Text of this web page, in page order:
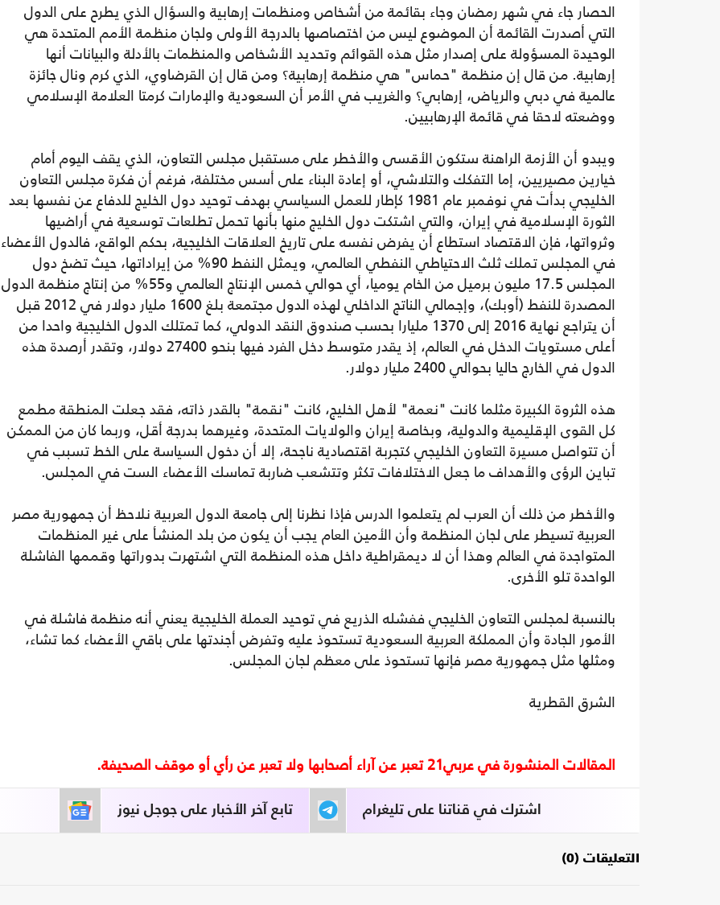
الحصار جاء في شهر رمضان وجاء بقائمة من أشخاص ومنظمات إرهابية والسؤال الذي يطرح على الدول
التي أصدرت القائمة أن الموضوع ليس من اختصاصها بالدرجة الأولى ولجان منظمة الأمم المتحدة هي
الوحيدة المسؤولة على إصدار مثل هذه القوائم وتحديد الأشخاص والمنظمات بالأدلة والبيانات أنها
إرهابية. من قال إن منظمة "حماس" هي منظمة إرهابية؟ ومن قال إن القرضاوي، الذي كرم ونال جائزة
عالمية في دبي والرياض، إرهابي؟ والغريب في الأمر أن السعودية والإمارات كرمتا العلامة الإسلامي
ووضعته لاحقا في قائمة الإرهابيين.
ويبدو أن الأزمة الراهنة ستكون الأقسى والأخطر على مستقبل مجلس التعاون، الذي يقف اليوم أمام
خيارين مصيريين، إما التفكك والتلاشي، أو إعادة البناء على أسس مختلفة، فرغم أن فكرة مجلس التعاون
الخليجي بدأت في نوفمبر عام 1981 كإطار للعمل السياسي بهدف توحيد دول الخليج للدفاع عن نفسها بعد
الثورة الإسلامية في إيران، والتي اشتكت دول الخليج منها بأنها تحمل تطلعات توسعية في أراضيها
وثرواتها، فإن الاقتصاد استطاع أن يفرض نفسه على تاريخ العلاقات الخليجية، بحكم الواقع، فالدول الأعضاء
في المجلس تملك ثلث الاحتياطي النفطي العالمي، ويمثل النفط 90% من إيراداتها، حيث تضخ دول
المجلس 17.5 مليون برميل من الخام يوميا، أي حوالي خمس الإنتاج العالمي و55% من إنتاج منظمة الدول
المصدرة للنفط (أوبك)، وإجمالي الناتج الداخلي لهذه الدول مجتمعة بلغ 1600 مليار دولار في 2012 قبل
أن يتراجع نهاية 2016 إلى 1370 مليارا بحسب صندوق النقد الدولي، كما تمتلك الدول الخليجية واحدا من
أعلى مستويات الدخل في العالم، إذ يقدر متوسط دخل الفرد فيها بنحو 27400 دولار، وتقدر أرصدة هذه
الدول في الخارج حاليا بحوالي 2400 مليار دولار.
هذه الثروة الكبيرة مثلما كانت "نعمة" لأهل الخليج، كانت "نقمة" بالقدر ذاته، فقد جعلت المنطقة مطمع
كل القوى الإقليمية والدولية، وبخاصة إيران والولايات المتحدة، وغيرهما بدرجة أقل، وربما كان من الممكن
أن تتواصل مسيرة التعاون الخليجي كتجربة اقتصادية ناجحة، إلا أن دخول السياسة على الخط تسبب في
تباين الرؤى والأهداف ما جعل الاختلافات تكثر وتتشعب ضاربة تماسك الأعضاء الست في المجلس.
والأخطر من ذلك أن العرب لم يتعلموا الدرس فإذا نظرنا إلى جامعة الدول العربية نلاحظ أن جمهورية مصر
العربية تسيطر على لجان المنظمة وأن الأمين العام يجب أن يكون من بلد المنشأ على غير المنظمات
المتواجدة في العالم وهذا أن لا ديمقراطية داخل هذه المنظمة التي اشتهرت بدوراتها وقممها الفاشلة
الواحدة تلو الأخرى.
بالنسبة لمجلس التعاون الخليجي ففشله الذريع في توحيد العملة الخليجية يعني أنه منظمة فاشلة في
الأمور الجادة وأن المملكة العربية السعودية تستحوذ عليه وتفرض أجندتها على باقي الأعضاء كما تشاء،
ومثلها مثل جمهورية مصر فإنها تستحوذ على معظم لجان المجلس.
الشرق القطرية
المقالات المنشورة في عربي21 تعبر عن آراء أصحابها ولا تعبر عن رأي أو موقف الصحيفة.
تابع آخر الأخبار على جوجل نيوز اشترك في قناتنا على تليغرام
التعليقات (0)